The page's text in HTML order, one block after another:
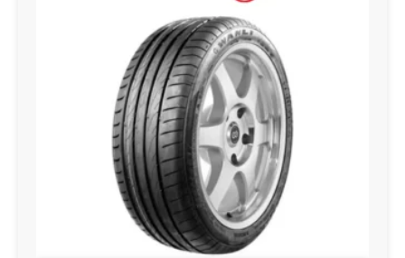
20% DSCTO
LLANTA 225/45R19 WANLI SA301 96V BL XL